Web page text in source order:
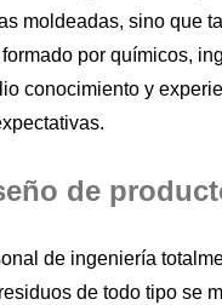
moldeadas, sino que
por químicos,
conocimiento y
de
de ingeniería
de todo tipo se